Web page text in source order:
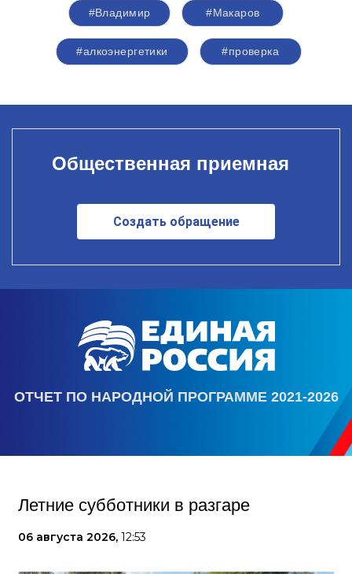
#Владимир #Макаров
#алкоэнергетики #проверка
Общественная приемная
Создать обращение
ОТЧЕТ ПО НАРОДНОЙ ПРОГРАММЕ 2021-2026
Летние субботники в разгаре
06 августа 2026, 12:53